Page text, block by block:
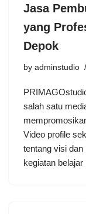
Jasa
yang
Depok
by adminstudio
salah satu
Video profile
tentang visi
kegiatan